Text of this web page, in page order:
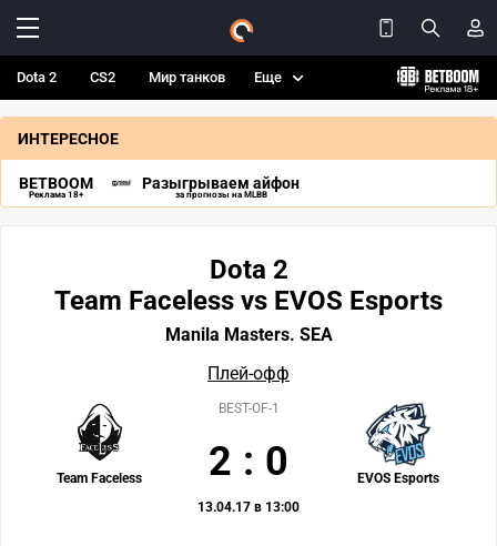
Dota 2 CS2 Мир танков Еще
ИНТЕРЕСНОЕ
BETBOOM
Реклама 18+
Разыгрываем айфон
за прогнозы на MLBB
Dota 2
Team Faceless vs EVOS Esports
Manila Masters. SEA
Плей-офф
Team Faceless EVOS Esports
BEST-OF-1
2 : 0
13.04.17 в 13:00